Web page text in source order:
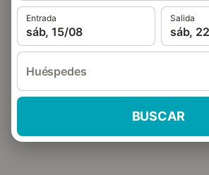
Entrada
sáb, 15/08
Salida
sáb,
Huéspedes
BUSCAR